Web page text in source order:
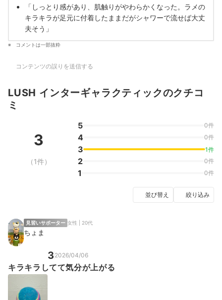
「しっとり感があり、肌触りがやわらかくなった。ラメの
キラキラが足元に付着したままだがシャワーで流せば大丈
夫そう」
コメントは一部抜粋
コンテンツの誤りを送信する
LUSH インターギャラクティックのクチコ
ミ
3
（1件）
5 0件
4 0件
3 1件
2 0件
1 0件
並び替え 絞り込み
見習いサポーター 女性 | 20代
ちょま
3 2026/04/06
キラキラしてて気分が上がる